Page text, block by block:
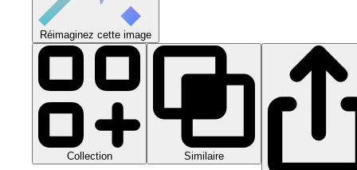
Réimaginez cette image
Collection Similaire